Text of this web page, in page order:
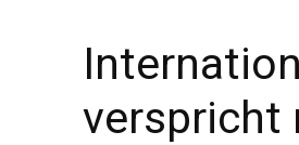
verspricht